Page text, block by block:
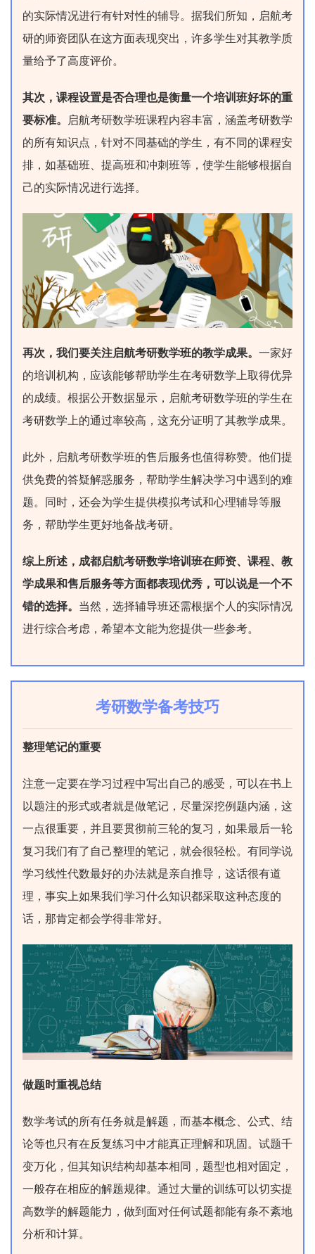
的实际情况进行有针对性的辅导。据我们所知，启航考
研的师资团队在这方面表现突出，许多学生对其教学质
量给予了高度评价。
其次，课程设置是否合理也是衡量一个培训班好坏的重
要标准。
启航考研数学班课程内容丰富，涵盖考研数学
的所有知识点，针对不同基础的学生，有不同的课程安
排，如基础班、提高班和冲刺班等，使学生能够根据自
己的实际情况进行选择。
再次，我们要关注启航考研数学班的教学成果。 一家好
的培训机构，应该能够帮助学生在考研数学上取得优异
的成绩。根据公开数据显示，启航考研数学班的学生在
考研数学上的通过率较高，这充分证明了其教学成果。
此外，启航考研数学班的售后服务也值得称赞。他们提
供免费的答疑解惑服务，帮助学生解决学习中遇到的难
题。同时，还会为学生提供模拟考试和心理辅导等服
务，帮助学生更好地备战考研。
综上所述，成都启航考研数学培训班在师资、课程、教
学成果和售后服务等方面都表现优秀，可以说是一个不
错的选择。 当然，选择辅导班还需根据个人的实际情况
进行综合考虑，希望本文能为您提供一些参考。
考研数学备考技巧
整理笔记的重要
注意一定要在学习过程中写出自己的感受，可以在书上
以题注的形式或者就是做笔记，尽量深挖例题内涵，这
一点很重要，并且要贯彻前三轮的复习，如果最后一轮
复习我们有了自己整理的笔记，就会很轻松。有同学说
学习线性代数最好的办法就是亲自推导，这话很有道
理，事实上如果我们学习什么知识都采取这种态度的
话，那肯定都会学得非常好。
做题时重视总结
数学考试的所有任务就是解题，而基本概念、公式、结
论等也只有在反复练习中才能真正理解和巩固。试题千
变万化，但其知识结构却基本相同，题型也相对固定，
一般存在相应的解题规律。通过大量的训练可以切实提
高数学的解题能力，做到面对任何试题都能有条不紊地
分析和计算。